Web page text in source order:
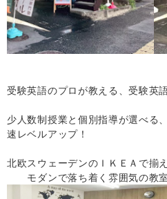
受験英語のプロが教える、受験英
少人数制授業と個別指導が選べる
速レベルアップ！
北欧スウェーデンのＩＫＥＡで揃
モダンで落ち着く雰囲気の教